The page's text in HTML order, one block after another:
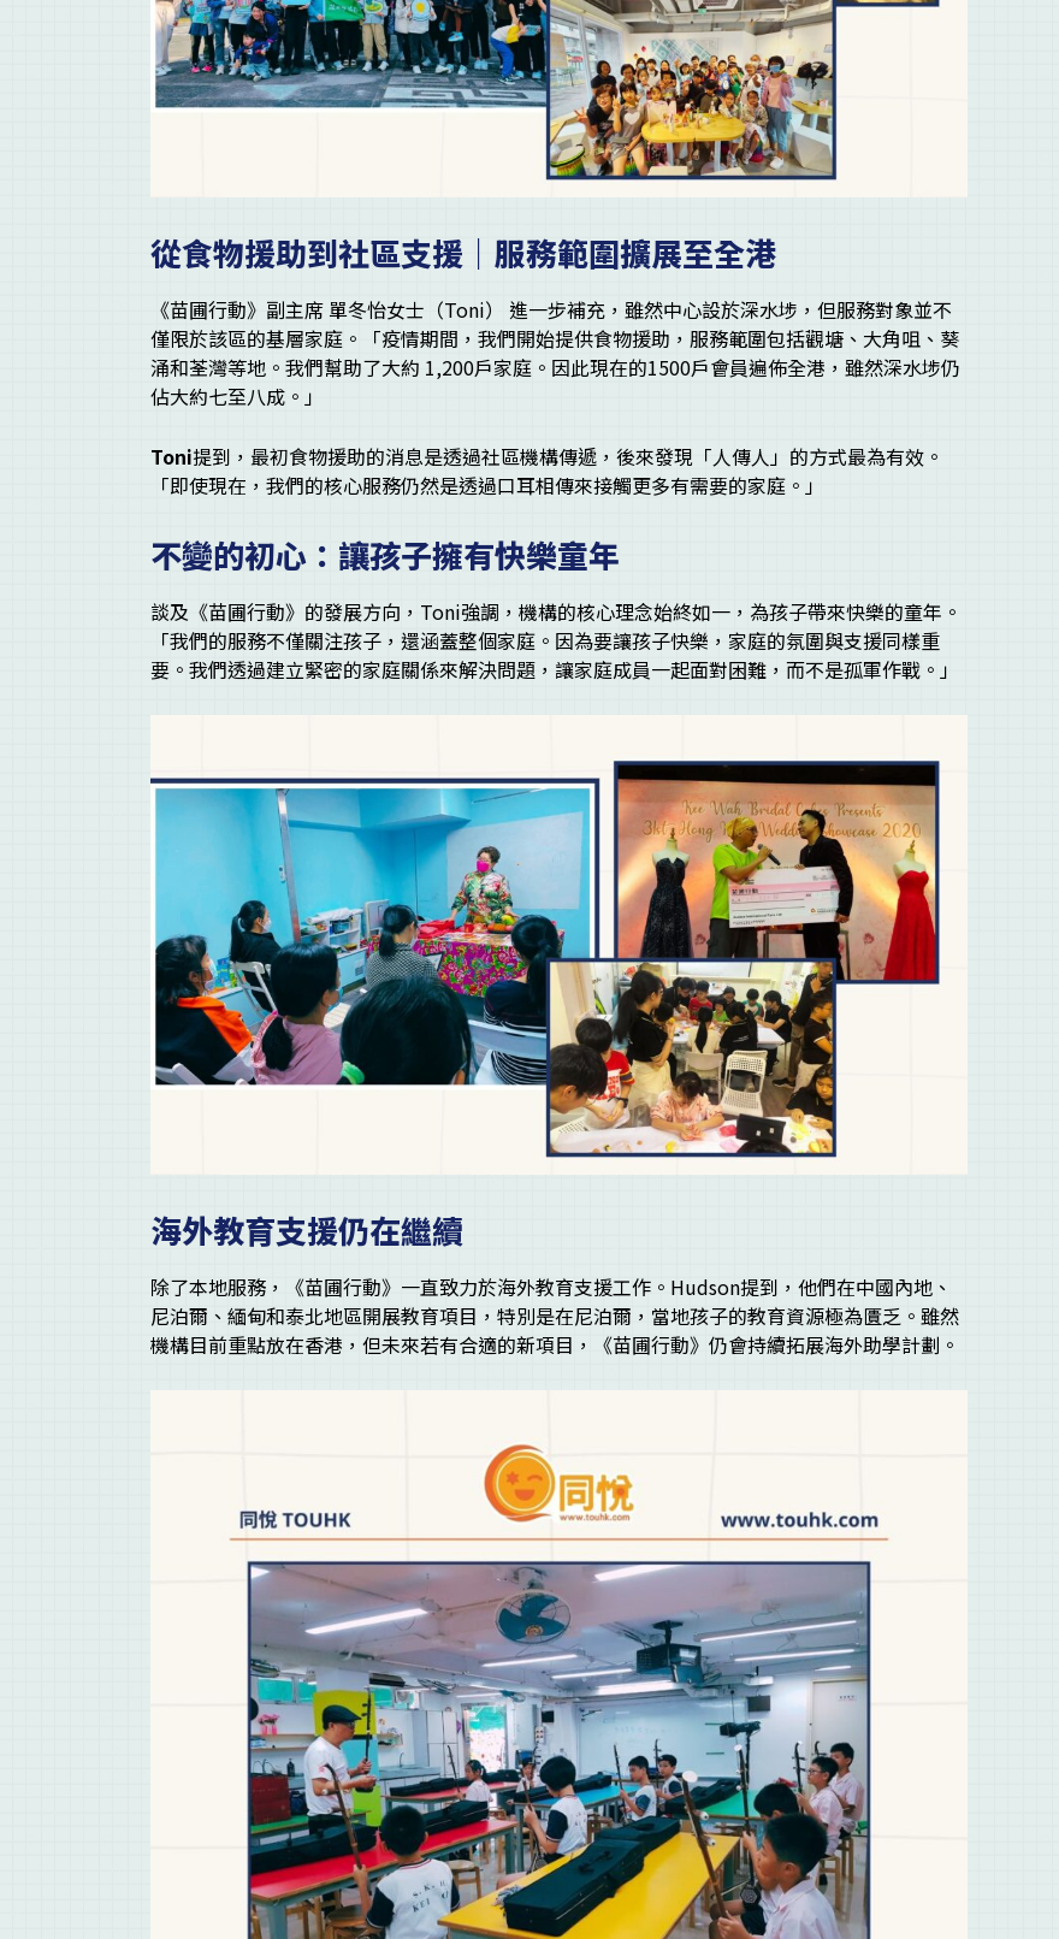
從食物援助到社區支援｜服務範圍擴展至全港
《苗圃行動》副主席 單冬怡女士（Toni） 進一步補充，雖然中心設於深水埗，但服務對象並不
僅限於該區的基層家庭。「疫情期間，我們開始提供食物援助，服務範圍包括觀塘、大角咀、葵
涌和荃灣等地。我們幫助了大約 1,200戶家庭。因此現在的1500戶會員遍佈全港，雖然深水埗仍
佔大約七至八成。」
Toni提到，最初食物援助的消息是透過社區機構傳遞，後來發現「人傳人」的方式最為有效。
「即使現在，我們的核心服務仍然是透過口耳相傳來接觸更多有需要的家庭。」
不變的初心：讓孩子擁有快樂童年
談及《苗圃行動》的發展方向，Toni強調，機構的核心理念始終如一，為孩子帶來快樂的童年。
「我們的服務不僅關注孩子，還涵蓋整個家庭。因為要讓孩子快樂，家庭的氛圍與支援同樣重
要。我們透過建立緊密的家庭關係來解決問題，讓家庭成員一起面對困難，而不是孤軍作戰。」
海外教育支援仍在繼續
除了本地服務，《苗圃行動》一直致力於海外教育支援工作。Hudson提到，他們在中國內地、
尼泊爾、緬甸和泰北地區開展教育項目，特別是在尼泊爾，當地孩子的教育資源極為匱乏。雖然
機構目前重點放在香港，但未來若有合適的新項目，《苗圃行動》仍會持續拓展海外助學計劃。